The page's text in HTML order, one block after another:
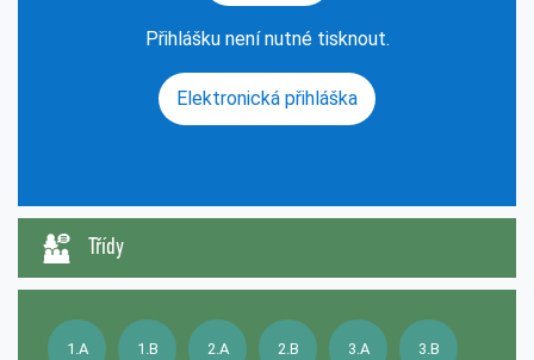
Přihlášku není nutné tisknout.
Elektronická přihláška
Třídy
1.A 1.B 2.A 2.B 3.A 3.B